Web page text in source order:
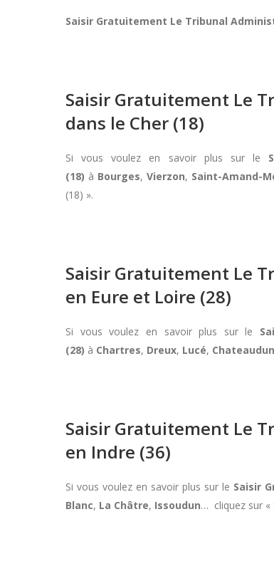
Saisir Gratuitement Le Tribunal
Saisir Gratuitement Le
dans le Cher (18)
Si vous voulez en savoir plus sur le
(18) à Bourges, Vierzon, Saint-Amand-
(18) ».
Saisir Gratuitement Le
en Eure et Loire (28)
Si vous voulez en savoir plus sur le
(28) à Chartres, Dreux, Lucé, Chateaudun
Saisir Gratuitement Le
en Indre (36)
Si vous voulez en savoir plus sur le Saisir
Blanc, La Châtre, Issoudun… cliquez sur «